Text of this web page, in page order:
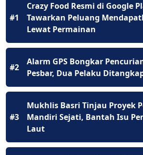
#1
Crazy Food Resmi di Google
Tawarkan Peluang
Lewat Permainan
#2
Alarm GPS Bongkar
Pesbar, Dua Pelaku
#3
Mukhlis Basri Tinjau Proyek
Mandiri Sejati, Bantah Isu
Laut